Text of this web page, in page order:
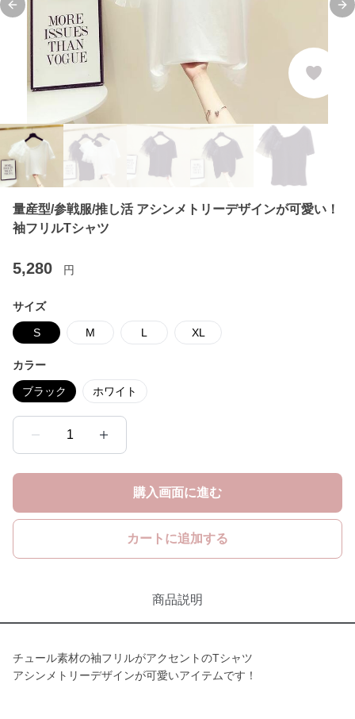
Previous slide
量産型/参戦服/推し活 アシンメトリーデザインが可愛い！
袖フリルTシャツ
5,280 円
サイズ
S M L XL
カラー
ブラック ホワイト
1
購入画面に進む
カートに追加する
商品説明
チュール素材の袖フリルがアクセントのTシャツ
アシンメトリーデザインが可愛いアイテムです！